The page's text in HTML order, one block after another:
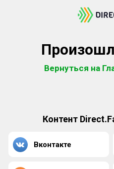
Вернуться на
Контент
Вконтакте